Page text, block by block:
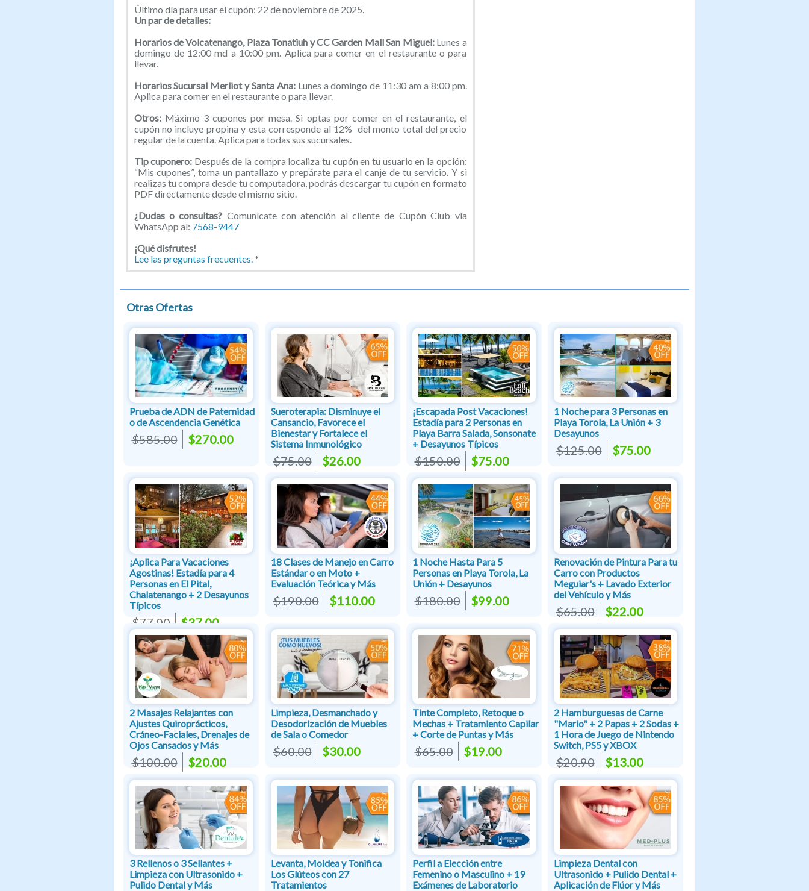
Último día para usar el cupón: 22 de noviembre de 2025.
Un par de detalles:
Horarios de Volcatenango, Plaza Tonatiuh y CC Garden Mall San Miguel: Lunes a
domingo de 12:00 md a 10:00 pm. Aplica para comer en el restaurante o para
llevar.
Horarios Sucursal Merliot y Santa Ana: Lunes a domingo de 11:30 am a 8:00 pm.
Aplica para comer en el restaurante o para llevar.
Otros: Máximo 3 cupones por mesa. Si optas por comer en el restaurante, el
cupón no incluye propina y esta corresponde al 12% del monto total del precio
regular de la cuenta. Aplica para todas sus sucursales.
Tip cuponero: Después de la compra localiza tu cupón en tu usuario en la opción:
“Mis cupones”, toma un pantallazo y prepárate para el canje de tu servicio. Y si
realizas tu compra desde tu computadora, podrás descargar tu cupón en formato
PDF directamente desde el mismo sitio.
¿Dudas o consultas? Comunícate con atención al cliente de Cupón Club vía
WhatsApp al: 7568-9447
¡Qué disfrutes!
Lee las preguntas frecuentes.*
Otras Ofertas
Prueba de ADN de Paternidad
o de Ascendencia Genética
$585.00 $270.00
Sueroterapia: Disminuye el
Cansancio, Favorece el
Bienestar y Fortalece el
Sistema Inmunológico
$75.00 $26.00
¡Escapada Post Vacaciones!
Estadía para 2 Personas en
Playa Barra Salada, Sonsonate
+ Desayunos Típicos
$150.00 $75.00
1 Noche para 3 Personas en
Playa Torola, La Unión + 3
Desayunos
$125.00 $75.00
¡Aplica Para Vacaciones
Agostinas! Estadía para 4
Personas en El Pital,
Chalatenango + 2 Desayunos
Típicos
$77.00 $37.00
18 Clases de Manejo en Carro
Estándar o en Moto +
Evaluación Teórica y Más
$190.00 $110.00
1 Noche Hasta Para 5
Personas en Playa Torola, La
Unión + Desayunos
$180.00 $99.00
Renovación de Pintura Para tu
Carro con Productos
Meguiar's + Lavado Exterior
del Vehículo y Más
$65.00 $22.00
2 Masajes Relajantes con
Ajustes Quiroprácticos,
Cráneo-Faciales, Drenajes de
Ojos Cansados y Más
$100.00 $20.00
Limpieza, Desmanchado y
Desodorización de Muebles
de Sala o Comedor
$60.00 $30.00
Tinte Completo, Retoque o
Mechas + Tratamiento Capilar
+ Corte de Puntas y Más
$65.00 $19.00
2 Hamburguesas de Carne
"Mario" + 2 Papas + 2 Sodas +
1 Hora de Juego de Nintendo
Switch, PS5 y XBOX
$20.90 $13.00
3 Rellenos o 3 Sellantes +
Limpieza con Ultrasonido +
Pulido Dental y Más
Levanta, Moldea y Tonifica
Los Glúteos con 27
Tratamientos
Perfil a Elección entre
Femenino o Masculino + 19
Exámenes de Laboratorio
Limpieza Dental con
Ultrasonido + Pulido Dental +
Aplicación de Flúor y Más